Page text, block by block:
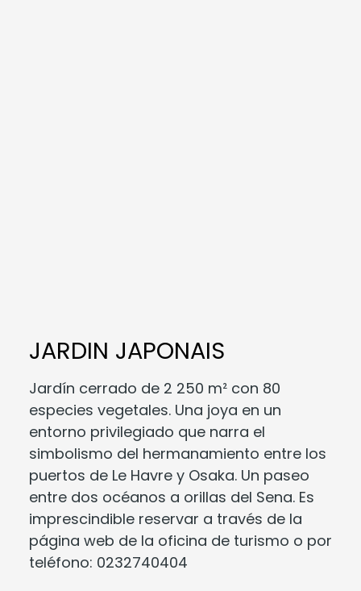
JARDIN JAPONAIS
Jardín cerrado de 2 250 m² con 80
especies vegetales. Una joya en un
entorno privilegiado que narra el
simbolismo del hermanamiento entre los
puertos de Le Havre y Osaka. Un paseo
entre dos océanos a orillas del Sena. Es
imprescindible reservar a través de la
página web de la oficina de turismo o por
teléfono: 0232740404